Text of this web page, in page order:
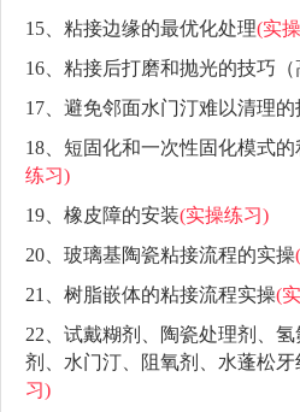
15、粘接边缘的最优化处理(实
16、粘接后打磨和抛光的技巧（
17、避免邻面水门汀难以清理的
18、短固化和一次性固化模式
练习)
19、橡皮障的安装(实操练习)
20、玻璃基陶瓷粘接流程的实操
21、树脂嵌体的粘接流程实操(
22、试戴糊剂、陶瓷处理剂、
剂、水门汀、阻氧剂、水蓬松牙
习)